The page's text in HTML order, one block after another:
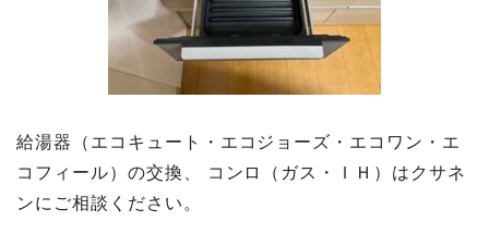
給湯器（エコキュート・エコジョーズ・エコワン・エ
コフィール）の交換、 コンロ（ガス・ＩＨ）はクサネ
ンにご相談ください。